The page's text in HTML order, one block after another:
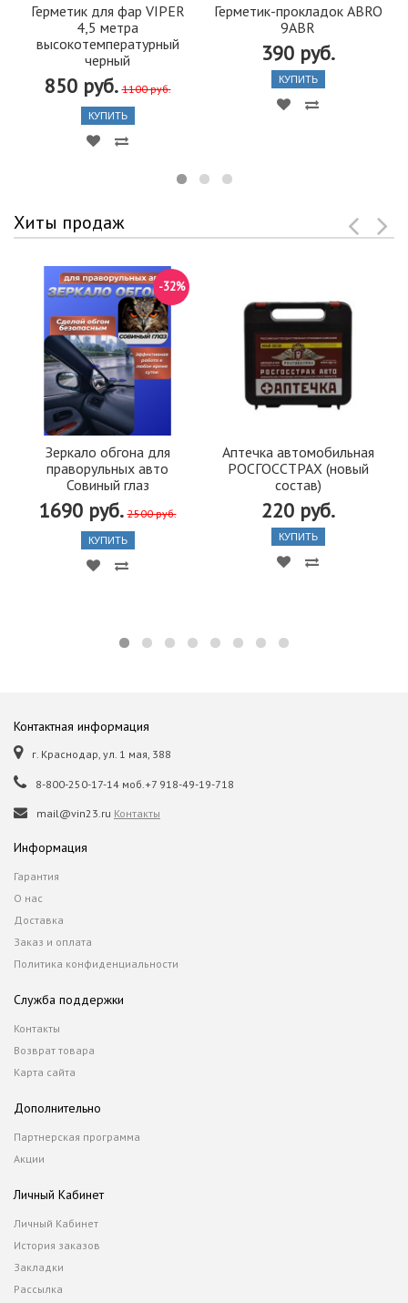
Герметик для фар VIPER
4,5 метра
высокотемпературный
черный
850 руб. 1100 руб.
КУПИТЬ
Герметик-прокладок ABRO
9ABR
390 руб.
КУПИТЬ
Хиты продаж
Зеркало обгона для
праворульных авто
Совиный глаз
1690 руб. 2500 руб.
-32%
КУПИТЬ
Аптечка автомобильная
РОСГОССТРАХ (новый
состав)
220 руб.
КУПИТЬ
Контактная информация
г. Краснодар, ул. 1 мая, 388
8-800-250-17-14 моб.+7 918-49-19-718
mail@vin23.ru Контакты
Информация
Гарантия
О нас
Доставка
Заказ и оплата
Политика конфиденциальности
Служба поддержки
Контакты
Возврат товара
Карта сайта
Дополнительно
Партнерская программа
Акции
Личный Кабинет
Личный Кабинет
История заказов
Закладки
Рассылка